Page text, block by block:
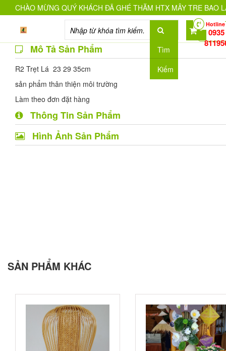
CHÀO MỪNG QUÝ KHÁCH ĐÃ GHÉ THĂM HTX MÂY TRE BAO
Tìm
Kiếm
0 0935
Hotline
Mô Tả Sản Phẩm
R2 Trẹt Lá 23 29 35cm
sản phẩm thân thiện môi trường
Làm theo đơn đặt hàng
Thông Tin Sản Phẩm
Hình Ảnh Sản Phẩm
SẢN PHẨM KHÁC